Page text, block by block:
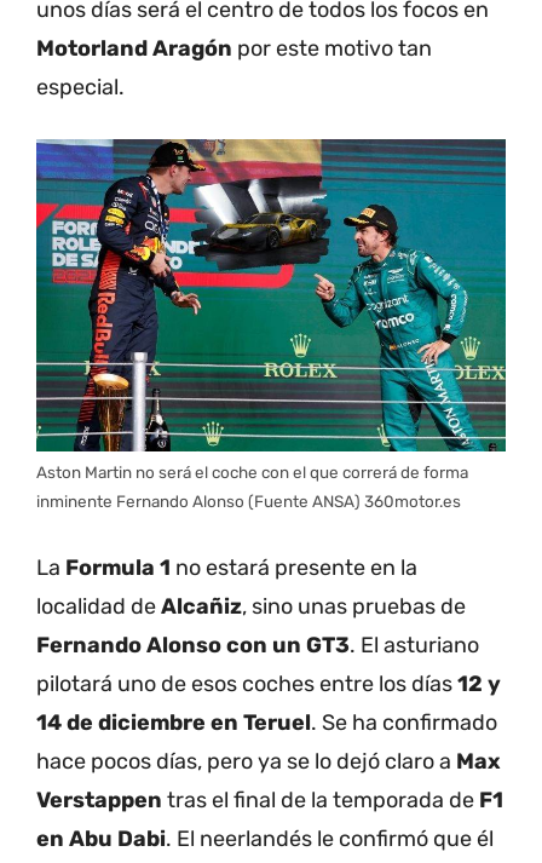
unos días será el centro de todos los focos en
Motorland Aragón por este motivo tan
especial.
Aston Martin no será el coche con el que correrá de forma
inminente Fernando Alonso (Fuente ANSA) 360motor.es
La Formula 1 no estará presente en la
localidad deAlcañiz, sino unas pruebas de
Fernando Alonso con un GT3. El asturiano
pilotará uno de esos coches entre los días12 y
14 de diciembre en Teruel. Se ha confirmado
hace pocos días, pero ya se lo dejó claro a Max
Verstappen tras el final de la temporada de F1
en Abu Dabi. El neerlandés le confirmó que él